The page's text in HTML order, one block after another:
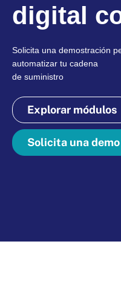
digital
Solicita una demostración
automatizar tu cadena
de suministro
Explorar módulos
Solicita una demo